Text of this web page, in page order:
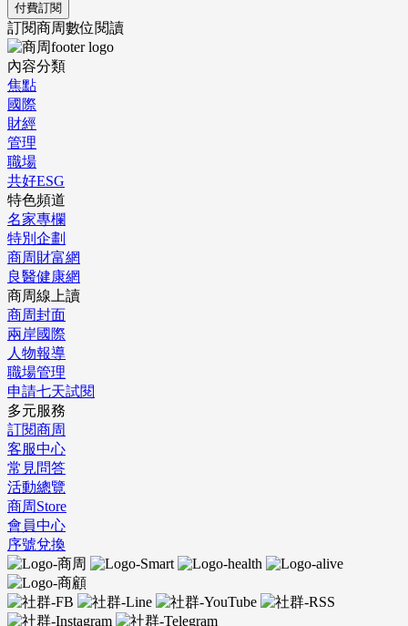
付費訂閱
訂閱商周數位閱讀
內容分類
焦點
國際
財經
管理
職場
共好ESG
特色頻道
名家專欄
特別企劃
商周財富網
良醫健康網
商周線上讀
商周封面
兩岸國際
人物報導
職場管理
申請七天試閱
多元服務
訂閱商周
客服中心
常見問答
活動總覽
商周Store
會員中心
序號兌換